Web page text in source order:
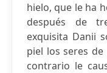
hielo, que le ha
después de
exquisita Danii
piel los seres
contrario le